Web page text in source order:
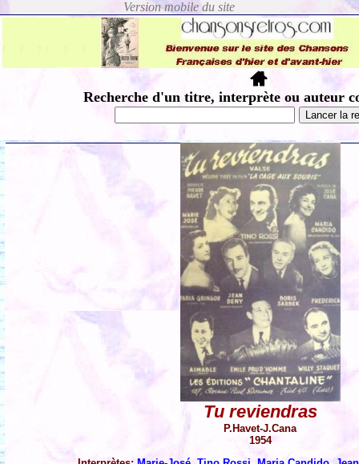
Recherche d'un titre, interprète ou auteur
Tu reviendras
P.Havet-J.Cana
1954